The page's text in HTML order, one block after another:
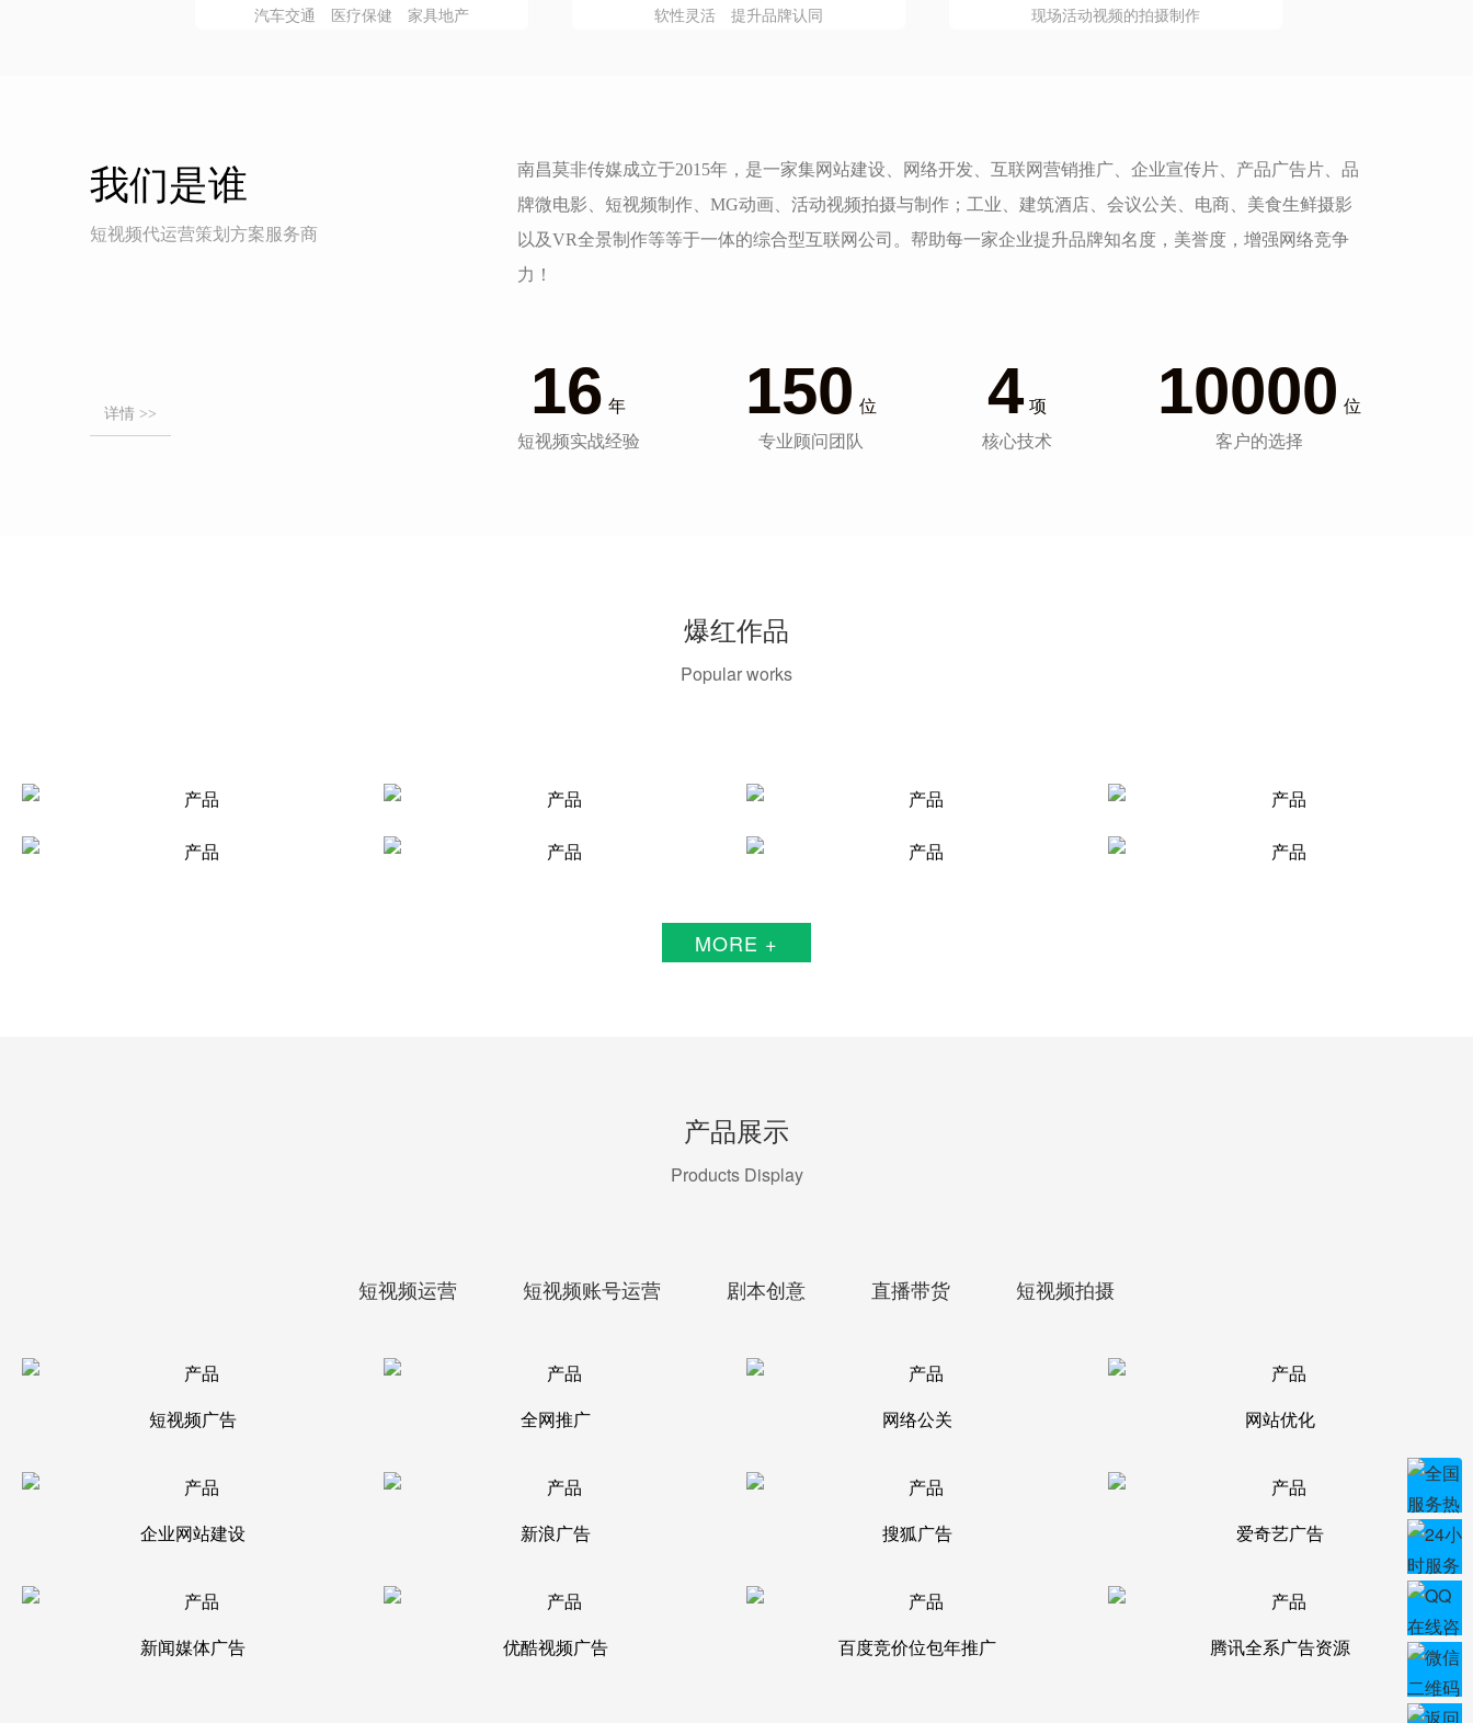
汽车交通 医疗保健 家具地产
软性灵活 提升品牌认同
现场活动视频的拍摄制作
我们是谁
短视频代运营策划方案服务商
详情 >>
南昌莫非传媒成立于2015年，是一家集网站建设、网络开发、互联网营销推广、企业宣传片、产品广告片、品
牌微电影、短视频制作、MG动画、活动视频拍摄与制作；工业、建筑酒店、会议公关、电商、美食生鲜摄影
以及VR全景制作等等于一体的综合型互联网公司。帮助每一家企业提升品牌知名度，美誉度，增强网络竞争
力！
16 年
短视频实战经验
150 位
专业顾问团队
4 项
核心技术
10000 位
客户的选择
爆红作品
Popular works
MORE +
产品展示
Products Display
短视频运营 短视频账号运营 剧本创意 直播带货 短视频拍摄
短视频广告 全网推广 网络公关 网站优化
企业网站建设 新浪广告 搜狐广告 爱奇艺广告
新闻媒体广告 优酷视频广告 百度竞价位包年推广 腾讯全系广告资源